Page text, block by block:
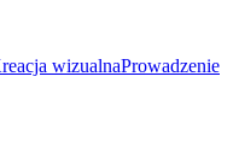
wizualnaProwadzenie